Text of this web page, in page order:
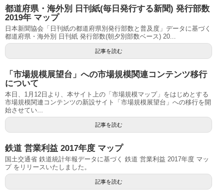
都道府県・海外別 日刊紙(毎日発行する新聞) 発行部数
2019年 マップ
日本新聞協会「日刊紙の都道府県別発行部数と普及度」データに基づく
都道府県・海外別 日刊紙 発行部数(朝夕別部数ベース) 20...
記事を読む
「市場規模展望台」への市場規模関連コンテンツ移行
について
本日、1月12日より、本サイト上の「市場規模マップ」をはじめとする
市場規模関連コンテンツの新設サイト「市場規模展望台」への移行を開
始させてい...
記事を読む
鉄道 営業利益 2017年度 マップ
国土交通省 鉄道統計年報データに基づく 鉄道 営業利益 2017年度 マッ
プ をリリースいたしました。
記事を読む